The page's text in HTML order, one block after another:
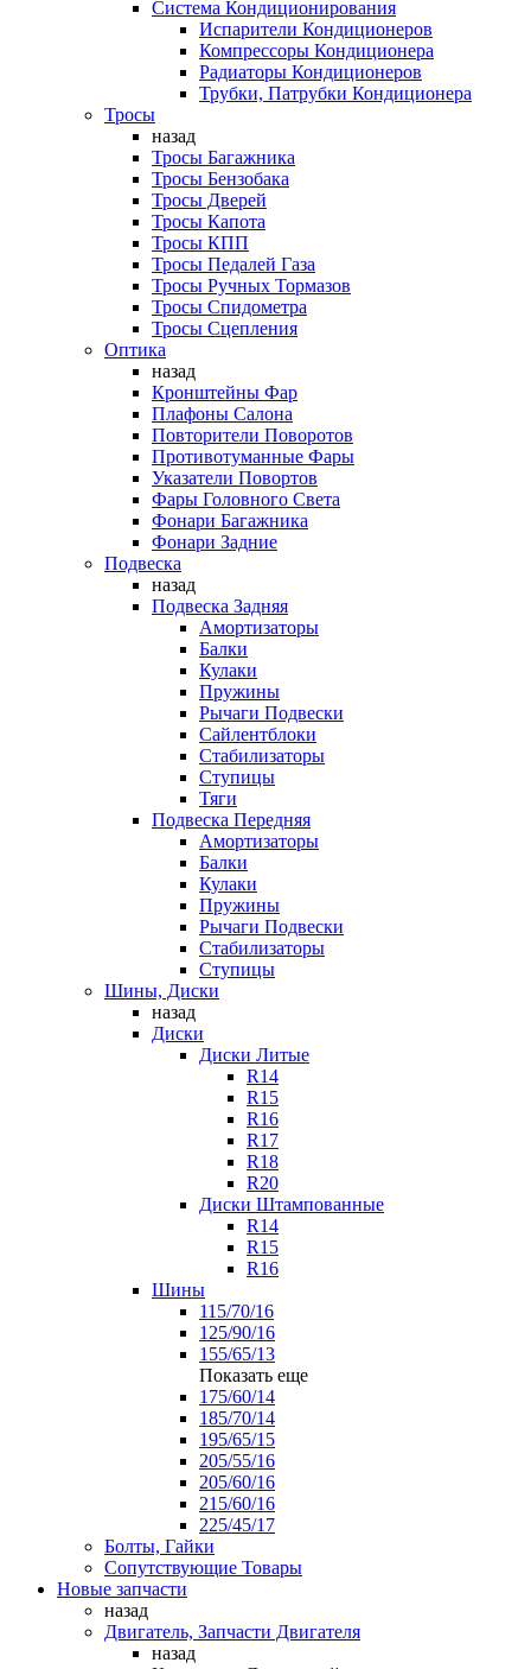
Система Кондиционирования
Испарители Кондиционеров
Компрессоры Кондиционера
Радиаторы Кондиционеров
Трубки, Патрубки Кондиционера
Тросы
назад
Тросы Багажника
Тросы Бензобака
Тросы Дверей
Тросы Капота
Тросы КПП
Тросы Педалей Газа
Тросы Ручных Тормазов
Тросы Спидометра
Тросы Сцепления
Оптика
назад
Кронштейны Фар
Плафоны Салона
Повторители Поворотов
Противотуманные Фары
Указатели Повортов
Фары Головного Света
Фонари Багажника
Фонари Задние
Подвеска
назад
Подвеска Задняя
Амортизаторы
Балки
Кулаки
Пружины
Рычаги Подвески
Сайлентблоки
Стабилизаторы
Ступицы
Тяги
Подвеска Передняя
Амортизаторы
Балки
Кулаки
Пружины
Рычаги Подвески
Стабилизаторы
Ступицы
Шины, Диски
назад
Диски
Диски Литые
R14
R15
R16
R17
R18
R20
Диски Штампованные
R14
R15
R16
Шины
115/70/16
125/90/16
155/65/13
Показать еще
175/60/14
185/70/14
195/65/15
205/55/16
205/60/16
215/60/16
225/45/17
Болты, Гайки
Сопутствующие Товары
Новые запчасти
назад
Двигатель, Запчасти Двигателя
назад